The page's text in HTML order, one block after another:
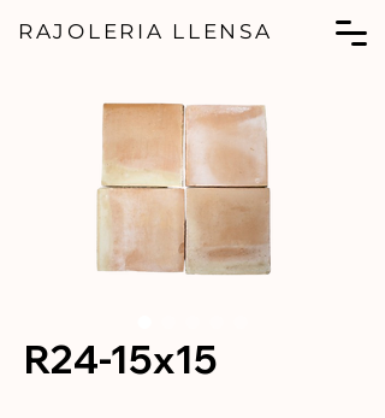
RAJOLERIA LLENSA
R24-15x15